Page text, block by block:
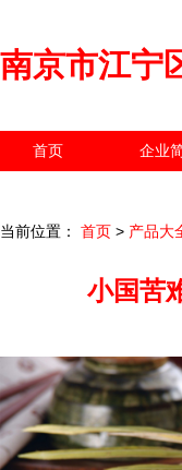
南京市江宁
首页 企业
当前位置： 首页 > 产品大
小国苦